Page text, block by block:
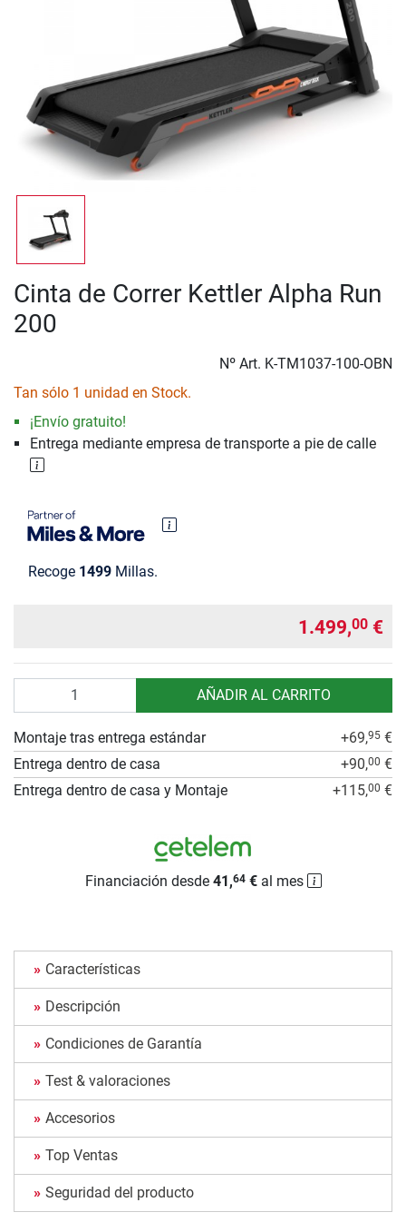
Cinta de Correr Kettler Alpha Run
200
Nº Art. K-TM1037-100-OBN
Tan sólo 1 unidad en Stock.
¡Envío gratuito!
Entrega mediante empresa de transporte a pie de calle
Recoge 1499 Millas.
1.499,00 €
AÑADIR AL CARRITO
Montaje tras entrega estándar +69,95 €
Entrega dentro de casa
+90,00 €
Entrega dentro de casa y Montaje
+115,00 €
Financiación desde 41,64€al mes
Características
Descripción
Condiciones de Garantía
Test & valoraciones
Accesorios
Top Ventas
Seguridad del producto